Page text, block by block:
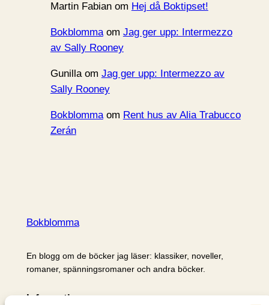
Martin Fabianom Hej då Boktipset!
Bokblommaom Jag ger upp: Intermezzo
av Sally Rooney
Gunillaom Jag ger upp: Intermezzo av
Sally Rooney
Bokblommaom Rent hus av Alia Trabucco
Zerán
Bokblomma
En blogg om de böcker jag läser: klassiker, noveller,
romaner, spänningsromaner och andra böcker.
Information